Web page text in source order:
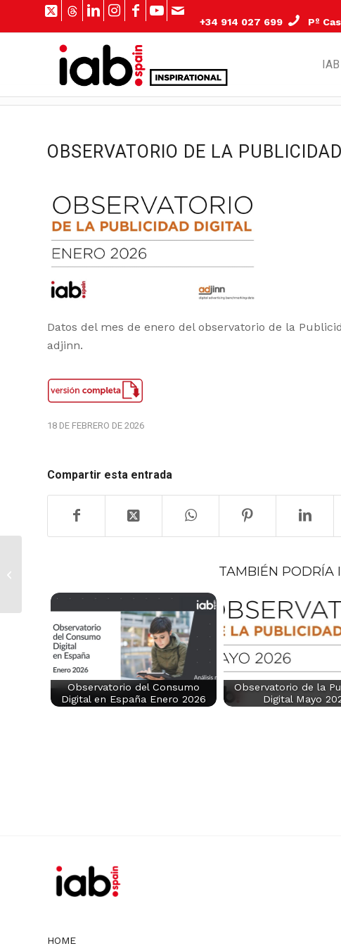
+34 914 027 699
Pº
OBSERVATORIO DE LA
Datos del mes de enero del observatorio de la
adjinn.
18 DE FEBRERO DE 2026
Compartir esta entrada
TAMBIÉN PODRÍA
Observatorio del Consumo
Digital en España Enero 2026
Observatorio de la
Digital Mayo
HOME
mercado sin f...